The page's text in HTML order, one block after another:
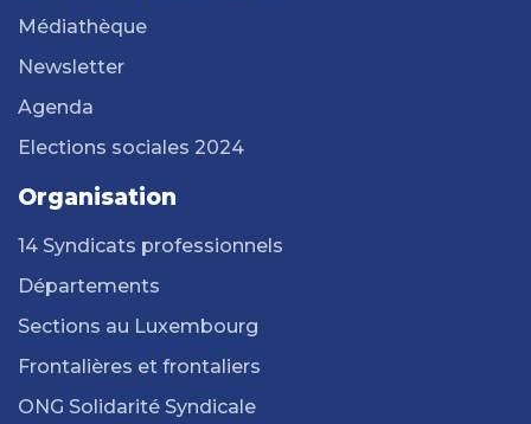
Médiathèque
Newsletter
Agenda
Elections sociales 2024
Organisation
14 Syndicats professionnels
Départements
Sections au Luxembourg
Frontalières et frontaliers
ONG Solidarité Syndicale